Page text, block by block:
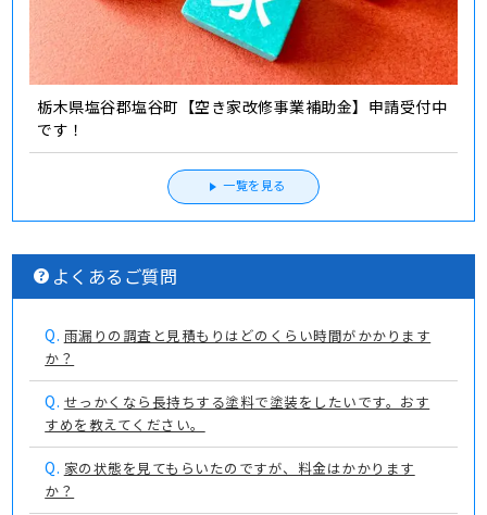
栃木県塩谷郡塩谷町【空き家改修事業補助金】申請受付中
です！
一覧を見る
よくあるご質問
Q. 雨漏りの調査と見積もりはどのくらい時間がかかります
か？
Q. せっかくなら長持ちする塗料で塗装をしたいです。おす
すめを教えてください。
Q. 家の状態を見てもらいたのですが、料金はかかります
か？